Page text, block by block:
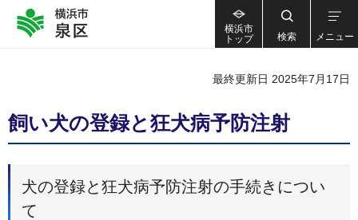
横浜市
トップ
検索 メニュー
最終更新日 2025年7月17日
飼い犬の登録と狂犬病予防注射
犬の登録と狂犬病予防注射の手続きについ
て